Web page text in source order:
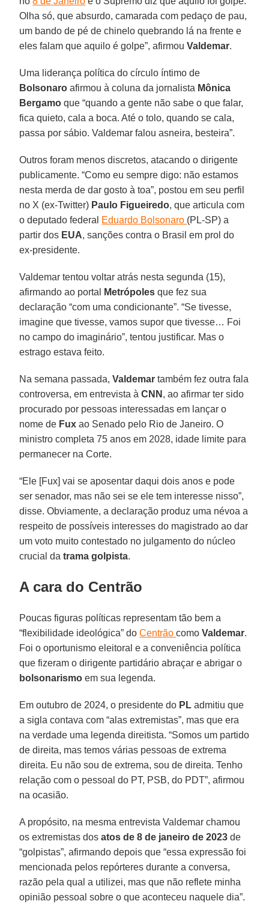
Olha só, que absurdo, camarada com pedaço de pau,
um bando de pé de chinelo quebrando lá na frente e
eles falam que aquilo é golpe”, afirmouValdemar.
Uma liderança política do círculo íntimo de
Bolsonaro afirmou à coluna da jornalista Mônica
Bergamo que “quando a gente não sabe o que falar,
fica quieto, cala a boca. Até o tolo, quando se cala,
passa por sábio. Valdemar falou asneira, besteira”.
Outros foram menos discretos, atacando o dirigente
publicamente. “Como eu sempre digo: não estamos
nesta merda de dar gosto à toa”, postou em seu perfil
no X (ex-Twitter) Paulo Figueiredo, que articula com
o deputado federal Eduardo Bolsonaro (PL-SP) a
partir dos EUA, sanções contra o Brasil em prol do
ex-presidente.
Valdemar tentou voltar atrás nesta segunda (15),
afirmando ao portal
Metrópoles que fez sua
declaração “com uma condicionante”. “Se tivesse,
imagine que tivesse, vamos supor que tivesse… Foi
no campo do imaginário”, tentou justificar. Mas o
estrago estava feito.
Na semana passada,Valdemar também fez outra fala
controversa, em entrevista àCNN , ao afirmar ter sido
procurado por pessoas interessadas em lançar o
nome de Fux ao Senado pelo Rio de Janeiro. O
ministro completa 75 anos em 2028, idade limite para
permanecer na Corte.
“Ele [Fux] vai se aposentar daqui dois anos e pode
ser senador, mas não sei se ele tem interesse nisso”,
disse. Obviamente, a declaração produz uma névoa a
respeito de possíveis interesses do magistrado ao dar
um voto muito contestado no julgamento do núcleo
crucial datrama golpista.
A cara do Centrão
Poucas figuras políticas representam tão bem a
“flexibilidade ideológica” doCentrãocomoValdemar.
Foi o oportunismo eleitoral e a conveniência política
que fizeram o dirigente partidário abraçar e abrigar o
bolsonarismo em sua legenda.
Em outubro de 2024, o presidente do PL admitiu que
a sigla contava com “alas extremistas”, mas que era
na verdade uma legenda direitista. “Somos um partido
de direita, mas temos várias pessoas de extrema
direita. Eu não sou de extrema, sou de direita. Tenho
relação com o pessoal do PT, PSB, do PDT”, afirmou
na ocasião.
A propósito, na mesma entrevista Valdemar chamou
os extremistas dosatos de 8 de janeiro de 2023 de
“golpistas”, afirmando depois que “essa expressão foi
mencionada pelos repórteres durante a conversa,
razão pela qual a utilizei, mas que não reflete minha
opinião pessoal sobre o que aconteceu naquele dia”.